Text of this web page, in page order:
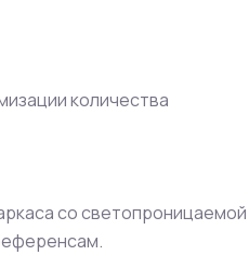
количества
со светопроницаемой